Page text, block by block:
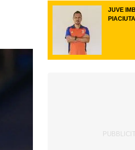
JUVE
PIACIUTA